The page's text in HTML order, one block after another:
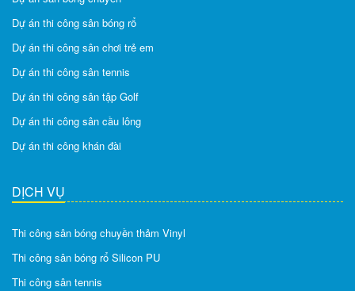
Dự án thi công sân bóng rổ
Dự án thi công sân chơi trẻ em
Dự án thi công sân tennis
Dự án thi công sân tập Golf
Dự án thi công sân cầu lông
Dự án thi công khán đài
DỊCH VỤ
Thi công sân bóng chuyền thảm Vinyl
Thi công sân bóng rổ Silicon PU
Thi công sân tennis